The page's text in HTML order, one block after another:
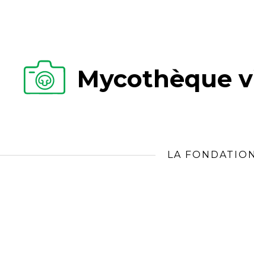
Mycothèque
LA FONDATION